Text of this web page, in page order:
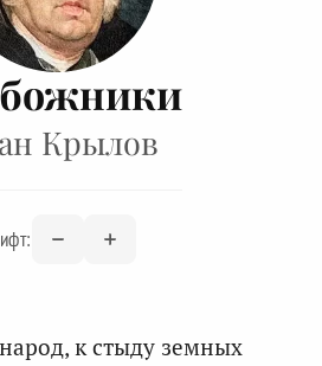
Крылов
к стыду земных